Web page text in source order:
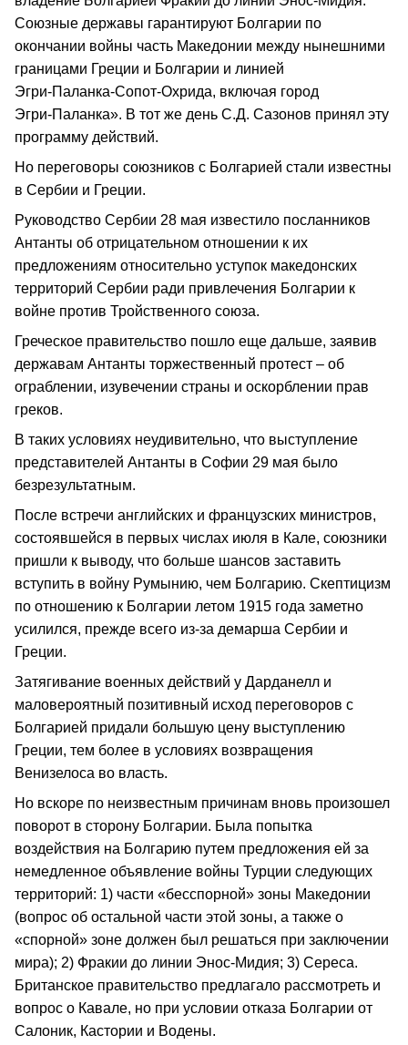
Союзные державы гарантируют Болгарии по
окончании войны часть Македо­нии между нынешними
границами Греции и Болгарии и линией
Эгри‑Паланка‑Сопот‑Охрида, включая город
Эгри‑Паланка». В тот же день С.Д. Сазонов принял эту
программу действий.
Но переговоры союзников с Болгарией стали известны
в Сербии и Греции.
Руководство Сербии 28 мая известило посланников
Антанты об отрицательном отношении к их
предложениям относительно уступок македон­ских
территорий Сербии ради привлечения Болгарии к
войне против Тройственного союза.
Греческое правительство пошло еще дальше, заявив
держа­вам Антанты торжественный протест – об
ограблении, из­увечении страны и оскорбле­нии прав
греков.
В таких условиях неудивительно, что выступление
представителей Антанты в Софии 29 мая было
безрезультатным.
После встречи английских и французских министров,
состоявшейся в первых числах июля в Кале, союзники
пришли к выводу, что больше шансов заставить
вступить в войну Румынию, чем Болгарию. Скептицизм
по отношению к Болгарии летом 1915 года заметно
усилился, прежде всего из‑за демарша Сербии и
Греции.
Затягивание военных действий у Дарданелл и
маловероятный позитивный исход переговоров с
Болгарией придали большую цену выступлению
Греции, тем более в условиях возвращения
Венизелоса во власть.
Но вскоре по неизвестным причинам вновь произошел
поворот в сторону Болгарии. Была попытка
воздействия на Болгарию путем предложения ей за
немедленное объявление войны Турции следующих
территорий: 1) части «бесспорной» зоны Македонии
(вопрос об остальной части этой зоны, а также о
«спорной» зоне должен был решаться при заключении
мира); 2) Фракии до линии Энос‑Мидия; 3) Сереса.
Британское правительство предлагало рас­смотреть и
вопрос о Кавале, но при условии отказа Болгарии от
Салоник, Кастории и Водены.